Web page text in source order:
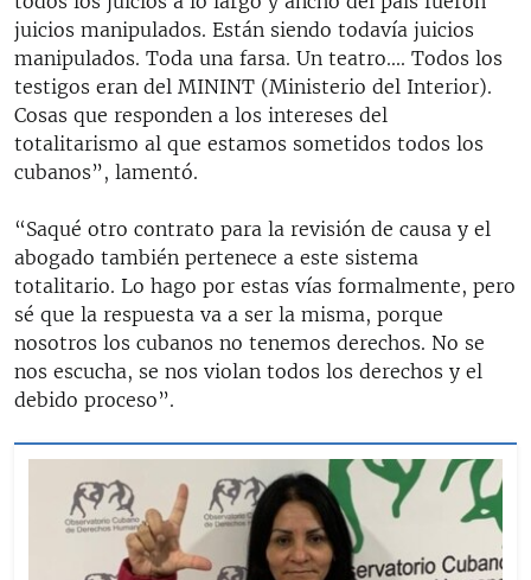
juicios manipulados. Están siendo todavía juicios
manipulados. Toda una farsa. Un teatro.... Todos los
testigos eran del MININT (Ministerio del Interior).
Cosas que responden a los intereses del
totalitarismo al que estamos sometidos todos los
cubanos”, lamentó.
“Saqué otro contrato para la revisión de causa y el
abogado también pertenece a este sistema
totalitario. Lo hago por estas vías formalmente, pero
sé que la respuesta va a ser la misma, porque
nosotros los cubanos no tenemos derechos. No se
nos escucha, se nos violan todos los derechos y el
debido proceso”.